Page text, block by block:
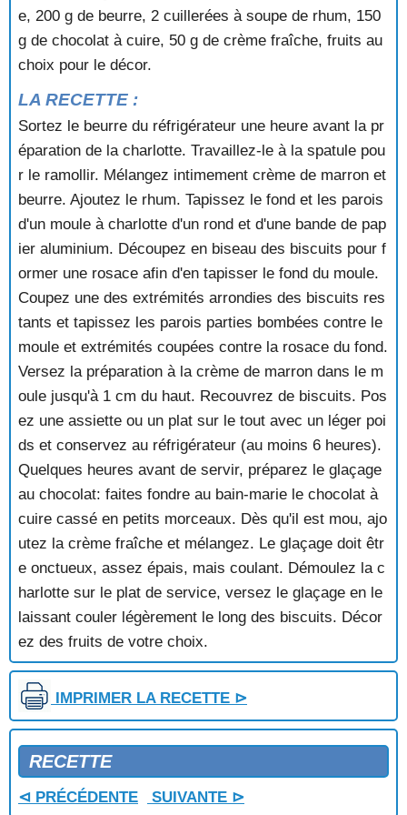
CHARLOTTE RUSSE
CHAUSSONS AU FROMAGE BLANC
CHEESE CAKE
CHOUX A LA CREME
CHOUX A LA CREME AU CAFE
CHOUX AUX RAISINS
CHRISTMAS CAKE
CHRISTMAS PUDDING
CIGARES AUX AMANDES
CLAFOUTIS
CLAFOUTIS A L'ANANAS
CLAFOUTIS AU FROMAGE BLANC
CLAFOUTIS AU RAISIN
CLAFOUTIS AUX CERISES
CLAFOUTIS AUX FRAMBOISES
CLAFOUTIS AUX MIRABELLES
CLAFOUTIS AUX MURES
CLAFOUTIS AUX POIRES
CLAFOUTIS AUX PRUNEAUX
CLEMENTINES A LA LIQUEUR
CLEMENTINES AUX KIWIS
COCKTAIL DE FRUITS
COMPOTE ABRICOTS-FRAMBOISES
COMPOTE AUX DEUX PRUNES
COMPOTE D'ABRICOTS
COMPOTE D'ABRICOTS A LA CREOLE
COMPOTE D'AIRELLES
COMPOTE D'ANANAS
COMPOTE D'ARRIERE SAISON
COMPOTE DE PECHES AUX CASSIS
COMPOTE DE PECHES ROSEE
COMPOTE DE POIRES GRATINEE
COMPOTE DE PRUNES
COMPOTE DE QUETSCHES AU GINGEMBRE
COMPOTE DE RAISINS
COMPOTE DE RHUBARBE
CONDE AUX POMMES
CONFIT DE POMMES
e, 200 g de beurre, 2 cuillerées à soupe de rhum, 150
g de chocolat à cuire, 50 g de crème fraîche, fruits au
choix pour le décor.
LA RECETTE :
Sortez le beurre du réfrigérateur une heure avant la pr
éparation de la charlotte. Travaillez-le à la spatule pou
r le ramollir. Mélangez intimement crème de marron et
beurre. Ajoutez le rhum. Tapissez le fond et les parois
d'un moule à charlotte d'un rond et d'une bande de pap
ier aluminium. Découpez en biseau des biscuits pour f
ormer une rosace afin d'en tapisser le fond du moule.
Coupez une des extrémités arrondies des biscuits res
tants et tapissez les parois parties bombées contre le
moule et extrémités coupées contre la rosace du fond.
Versez la préparation à la crème de marron dans le m
oule jusqu'à 1 cm du haut. Recouvrez de biscuits. Pos
ez une assiette ou un plat sur le tout avec un léger poi
ds et conservez au réfrigérateur (au moins 6 heures).
Quelques heures avant de servir, préparez le glaçage
au chocolat: faites fondre au bain-marie le chocolat à
cuire cassé en petits morceaux. Dès qu'il est mou, ajo
utez la crème fraîche et mélangez. Le glaçage doit êtr
e onctueux, assez épais, mais coulant. Démoulez la c
harlotte sur le plat de service, versez le glaçage en le
laissant couler légèrement le long des biscuits. Décor
ez des fruits de votre choix.
IMPRIMER LA RECETTE ⊳
RECETTE
⊲ PRÉCÉDENTE SUIVANTE ⊳